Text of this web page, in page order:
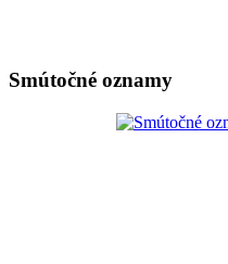
Smútočné oznamy